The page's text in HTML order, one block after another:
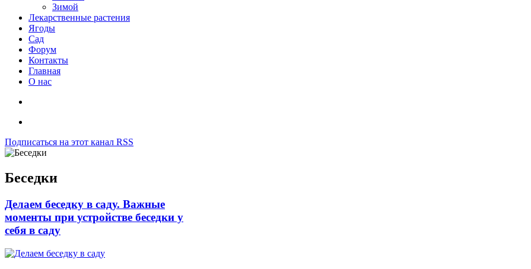
Зимой
Лекарственные растения
Ягоды
Сад
Форум
Контакты
Главная
О нас
Подписаться на этот канал RSS
Беседки
Делаем беседку в саду. Важные
моменты при устройстве беседки у
себя в саду